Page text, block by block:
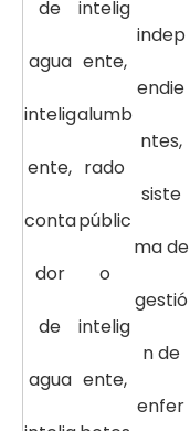
de
agua
intelig
ente,
conta
dor
de
agua
intelig
ente,
alumb
rado
públic
o
intelig
ente,
indep
endie
ntes,
siste
ma de
gestió
n de
enfer